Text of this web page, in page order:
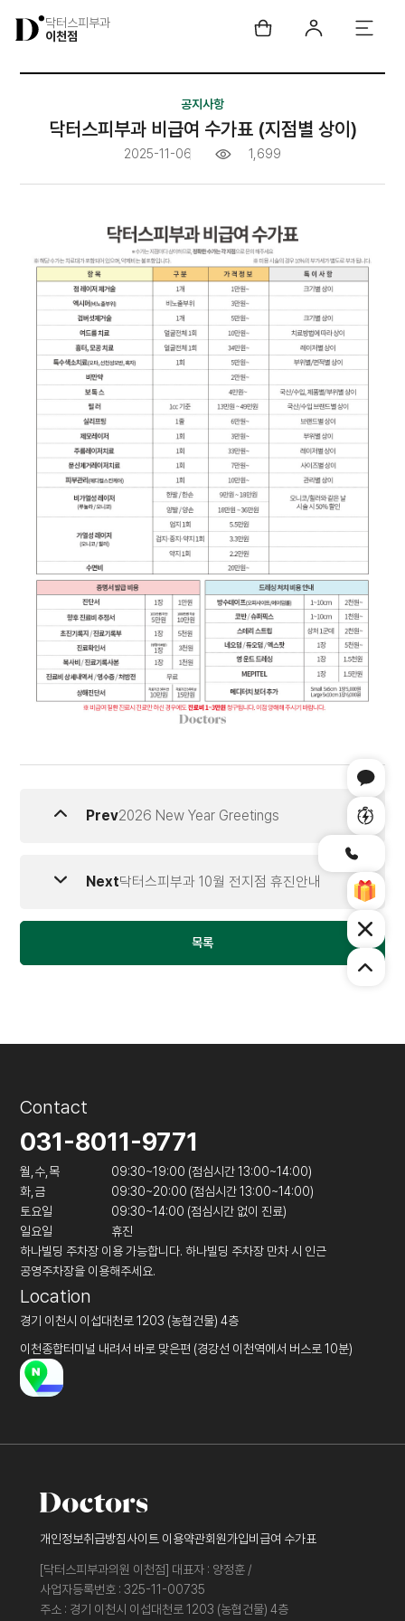
닥터스피부과
이천점
공지사항
닥터스피부과 비급여 수가표 (지점별 상이)
2025-11-06 1,699
Prev2026 New Year Greetings
Next닥터스피부과 10월 전지점 휴진안내
목록
Contact
031-8011-9771
월,수,목
09:30~19:00 (점심시간 13:00~14:00)
화,금
09:30~20:00 (점심시간 13:00~14:00)
토요일
09:30~14:00 (점심시간 없이 진료)
일요일
휴진
하나빌딩 주차장 이용 가능합니다. 하나빌딩 주차장 만차 시 인근
공영주차장을 이용해주세요.
Location
경기 이천시 이섭대천로 1203 (농협건물) 4층
이천종합터미널 내려서 바로 맞은편 (경강선 이천역에서 버스로 10분)
개인정보취급방침사이트 이용약관회원가입비급여 수가표
[닥터스피부과의원 이천점] 대표자 : 양정훈 /
사업자등록번호 : 325-11-00735
주소 : 경기 이천시 이섭대천로 1203 (농협건물) 4층